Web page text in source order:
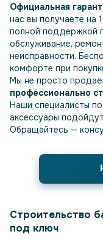
Официальная
нас вы получаете на
полной поддержкой
обслуживание,
неисправности.
комфорте при
Мы не просто
профессионально
Наши специалисты
аксессуары
Обращайтесь —
Строительство
под ключ